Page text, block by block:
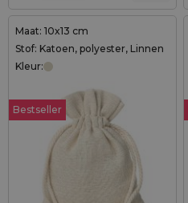
Maat: 10x13 cm
Stof: Katoen, polyester, Linnen
Kleur:
Bestseller